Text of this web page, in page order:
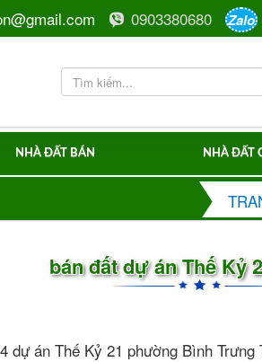
0903380680 Zalo
NHÀ ĐẤT BÁN NHÀ ĐẤT
bán đất dự án Thế Kỷ
dự án Thế Kỷ 21 phường Bình Trưng